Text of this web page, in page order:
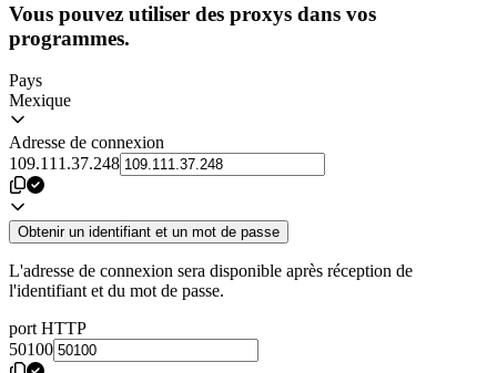
Vous pouvez utiliser des proxys dans vos
programmes.
Pays
Mexique
Adresse de connexion
109.111.37.248
Obtenir un identifiant et un mot de passe
L'adresse de connexion sera disponible après réception de
l'identifiant et du mot de passe.
port HTTP
50100